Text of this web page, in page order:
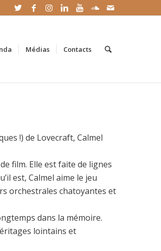
Médias Contacts
!) de Lovecraft, Calmel
film. Elle est faite de lignes
est, Calmel aime le jeu
orchestrales chatoyantes et
dans la mémoire.
lointains et